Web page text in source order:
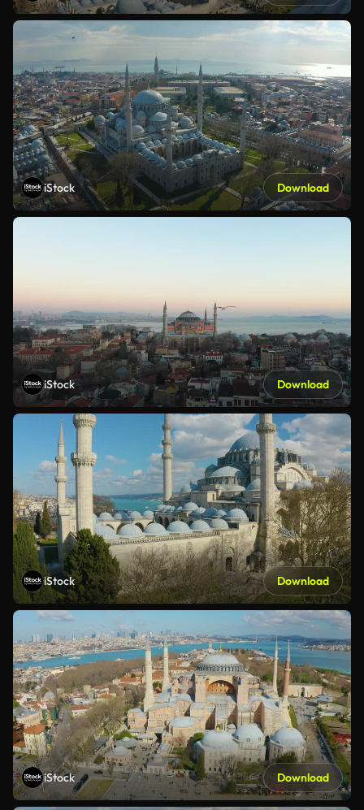
iStock Download
iStock Download
iStock Download
iStock Download